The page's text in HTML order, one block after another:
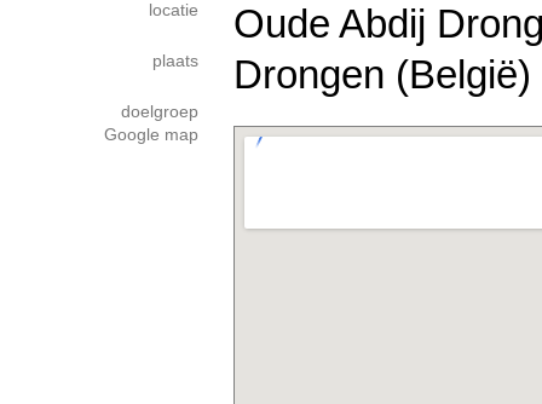
locatie Oude Abdij
plaats Drongen (België)
doelgroep
Google map